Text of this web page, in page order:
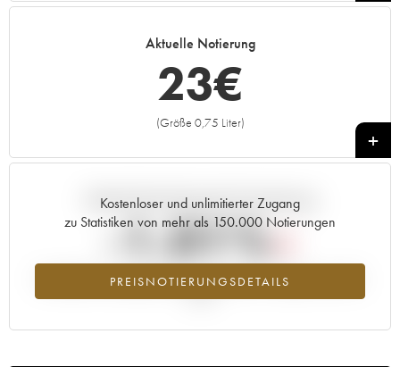
Aktuelle Notierung
23€
(Größe 0,75 Liter)
+
Kostenloser und unlimitierter Zugang
zu Statistiken von mehr als 150.000 Notierungen
PREISNOTIERUNGSDETAILS
Aktuelle Entwicklung der Preisnotierung
-1.01%
Preisabfall des Jahrgangs 2014 im Jahr 2026 im Vergleich zum Jahr